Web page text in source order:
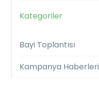
Kategoriler
Bayi Toplantısı
Kampanya Haberleri